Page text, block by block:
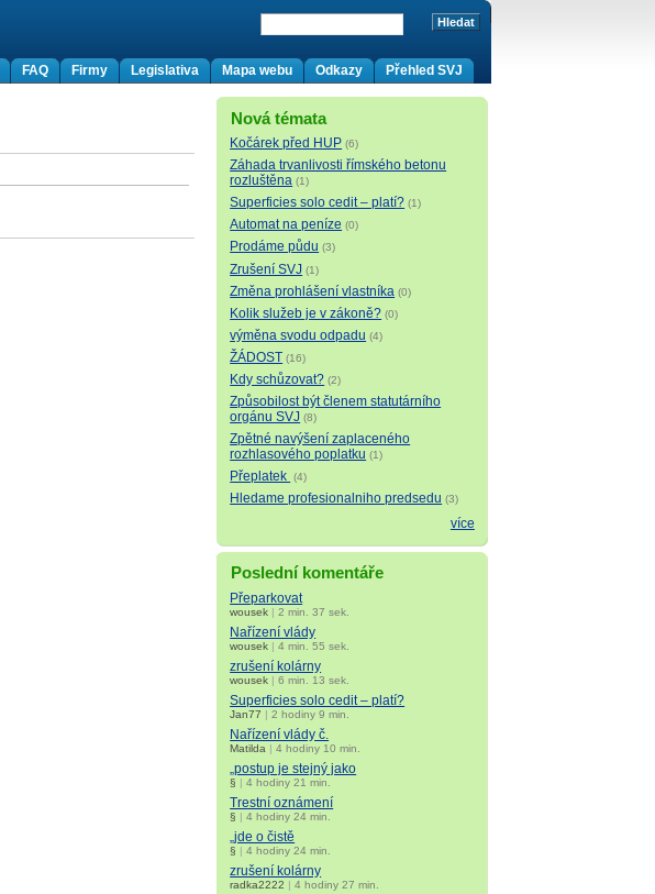
Přehled SVJ
Odkazy
Mapa webu
Legislativa
Firmy
FAQ
Nová témata
Kočárek před HUP (6)
Záhada trvanlivosti římského betonu
rozluštěna (1)
Superficies solo cedit – platí? (1)
Automat na peníze (0)
Prodáme půdu (3)
Zrušení SVJ (1)
Změna prohlášení vlastníka (0)
Kolik služeb je v zákoně? (0)
výměna svodu odpadu (4)
ŽÁDOST (16)
Kdy schůzovat? (2)
Způsobilost být členem statutárního
orgánu SVJ (8)
Zpětné navýšení zaplaceného
rozhlasového poplatku (1)
Přeplatek (4)
Hledame profesionalniho predsedu (3)
více
Poslední komentáře
Přeparkovat
wousek |2 min. 37 sek.
Nařízení vlády
wousek |4 min. 55 sek.
zrušení kolárny
wousek |6 min. 13 sek.
Superficies solo cedit – platí?
Jan77 |2 hodiny 9 min.
Nařízení vlády č.
Matilda |4 hodiny 10 min.
„postup je stejný jako
§ |4 hodiny 21 min.
Trestní oznámení
§ |4 hodiny 24 min.
„jde o čistě
§ |4 hodiny 24 min.
zrušení kolárny
radka2222 |4 hodiny 27 min.